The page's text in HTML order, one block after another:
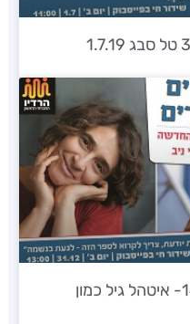
סופרים מספרים – תכנית 14- איטהל גיל כמון